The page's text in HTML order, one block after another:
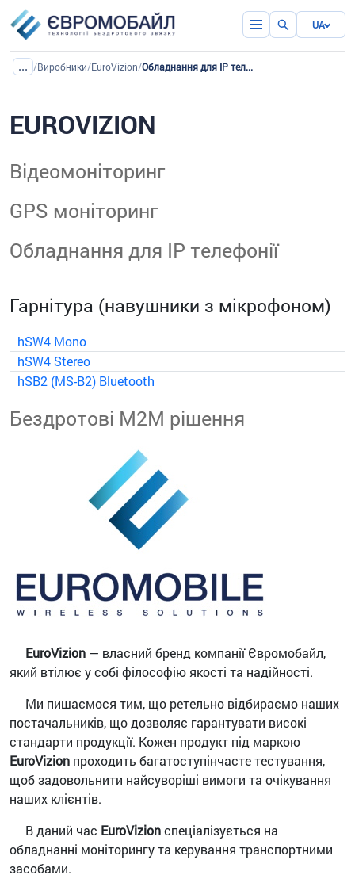
UA
... /Виробники/EuroVizion/ Обладнання для IP телефонії
EUROVIZION
Відеомоніторинг
GPS моніторинг
Обладнання для IP телефонії
Гарнітура (навушники з мікрофоном)
hSW4 Mono
hSW4 Stereo
hSB2 (MS-B2) Bluetooth
Бездротові М2М рішення
EuroVizion — власний бренд компанії Євромобайл,
який втілює у собі філософію якості та надійності.
Ми пишаємося тим, що ретельно відбираємо наших
постачальників, що дозволяє гарантувати високі
стандарти продукції. Кожен продукт під маркою
EuroVizion проходить багатоступінчасте тестування,
щоб задовольнити найсуворіші вимоги та очікування
наших клієнтів.
В даний час EuroVizionспеціалізується на
обладнанні моніторингу та керування транспортними
засобами.